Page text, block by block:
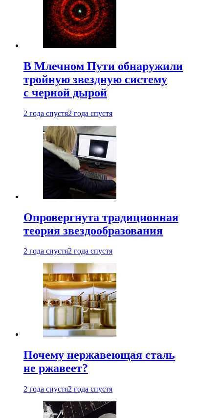
В Млечном Пути обнаружили
тройную звездную систему
с черной дырой
2 года спустя2 года спустя
Опровергнута традиционная
теория звездообразования
2 года спустя2 года спустя
Почему нержавеющая сталь
не ржавеет?
2 года спустя2 года спустя